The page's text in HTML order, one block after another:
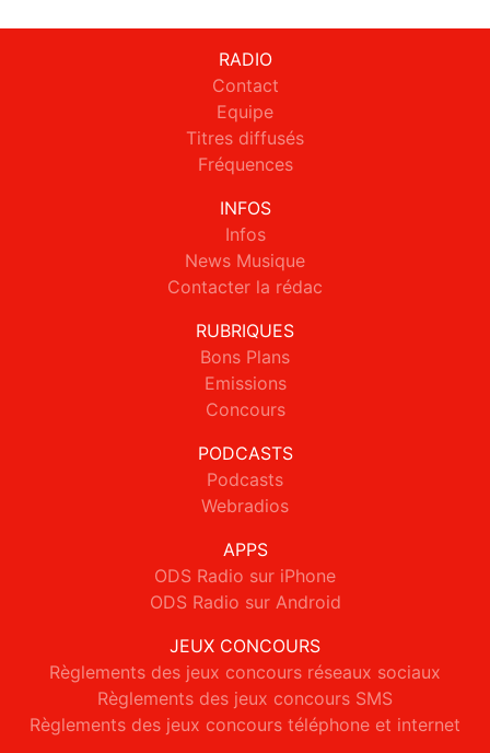
RADIO
Contact
Equipe
Titres diffusés
Fréquences
INFOS
Infos
News Musique
Contacter la rédac
RUBRIQUES
Bons Plans
Emissions
Concours
PODCASTS
Podcasts
Webradios
APPS
ODS Radio sur iPhone
ODS Radio sur Android
JEUX CONCOURS
Règlements des jeux concours réseaux sociaux
Règlements des jeux concours SMS
Règlements des jeux concours téléphone et internet